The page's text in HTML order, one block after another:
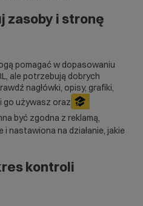
zasoby i stronę
pomagać w dopasowaniu
ale potrzebują dobrych
nagłówki, opisy, grafiki,
go używasz oraz
być zgodna z reklamą,
nastawiona na działanie, jakie
kontroli